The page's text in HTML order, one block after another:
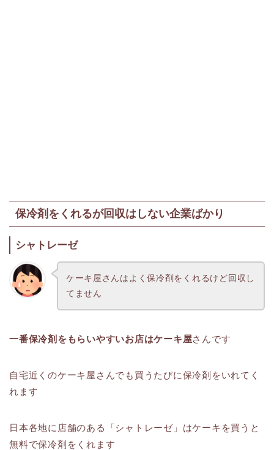
保冷剤をくれるが回収はしない企業ばかり
シャトレーゼ
ケーキ屋さんはよく保冷剤をくれるけど回収し
てません
一番保冷剤をもらいやすいお店はケーキ屋さんです
自宅近くのケーキ屋さんでも買うたびに保冷剤をいれてく
れます
日本各地に店舗のある「シャトレーゼ」はケーキを買うと
無料で保冷剤をくれます